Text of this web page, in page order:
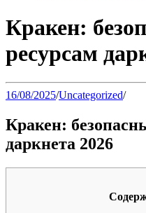
Кракен:
ресурсам
16/08/2025/Uncategorized/
Кракен:
даркнета 2026